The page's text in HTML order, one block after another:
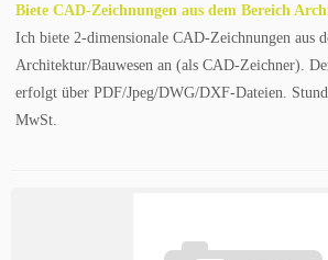
Biete CAD-Zeichnungen aus dem Bereich
Ich biete 2-dimensionale CAD-Zeichnungen aus
Architektur/Bauwesen an (als CAD-Zeichner).
erfolgt über PDF/Jpeg/DWG/DXF-Dateien.
MwSt.